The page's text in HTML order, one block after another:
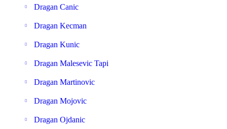
Dragan Canic
Dragan Kecman
Dragan Kunic
Dragan Malesevic Tapi
Dragan Martinovic
Dragan Mojovic
Dragan Ojdanic